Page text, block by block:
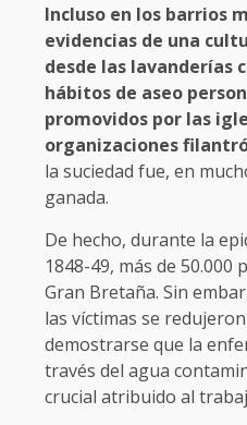
Incluso en los barrios
evidencias de una
desde las lavanderías
hábitos de aseo
promovidos por las
organizaciones
la suciedad fue, en
ganada.
De hecho, durante la
1848-49, más de
Gran Bretaña. Sin
las víctimas se
demostrarse que la
través del agua
crucial atribuido al